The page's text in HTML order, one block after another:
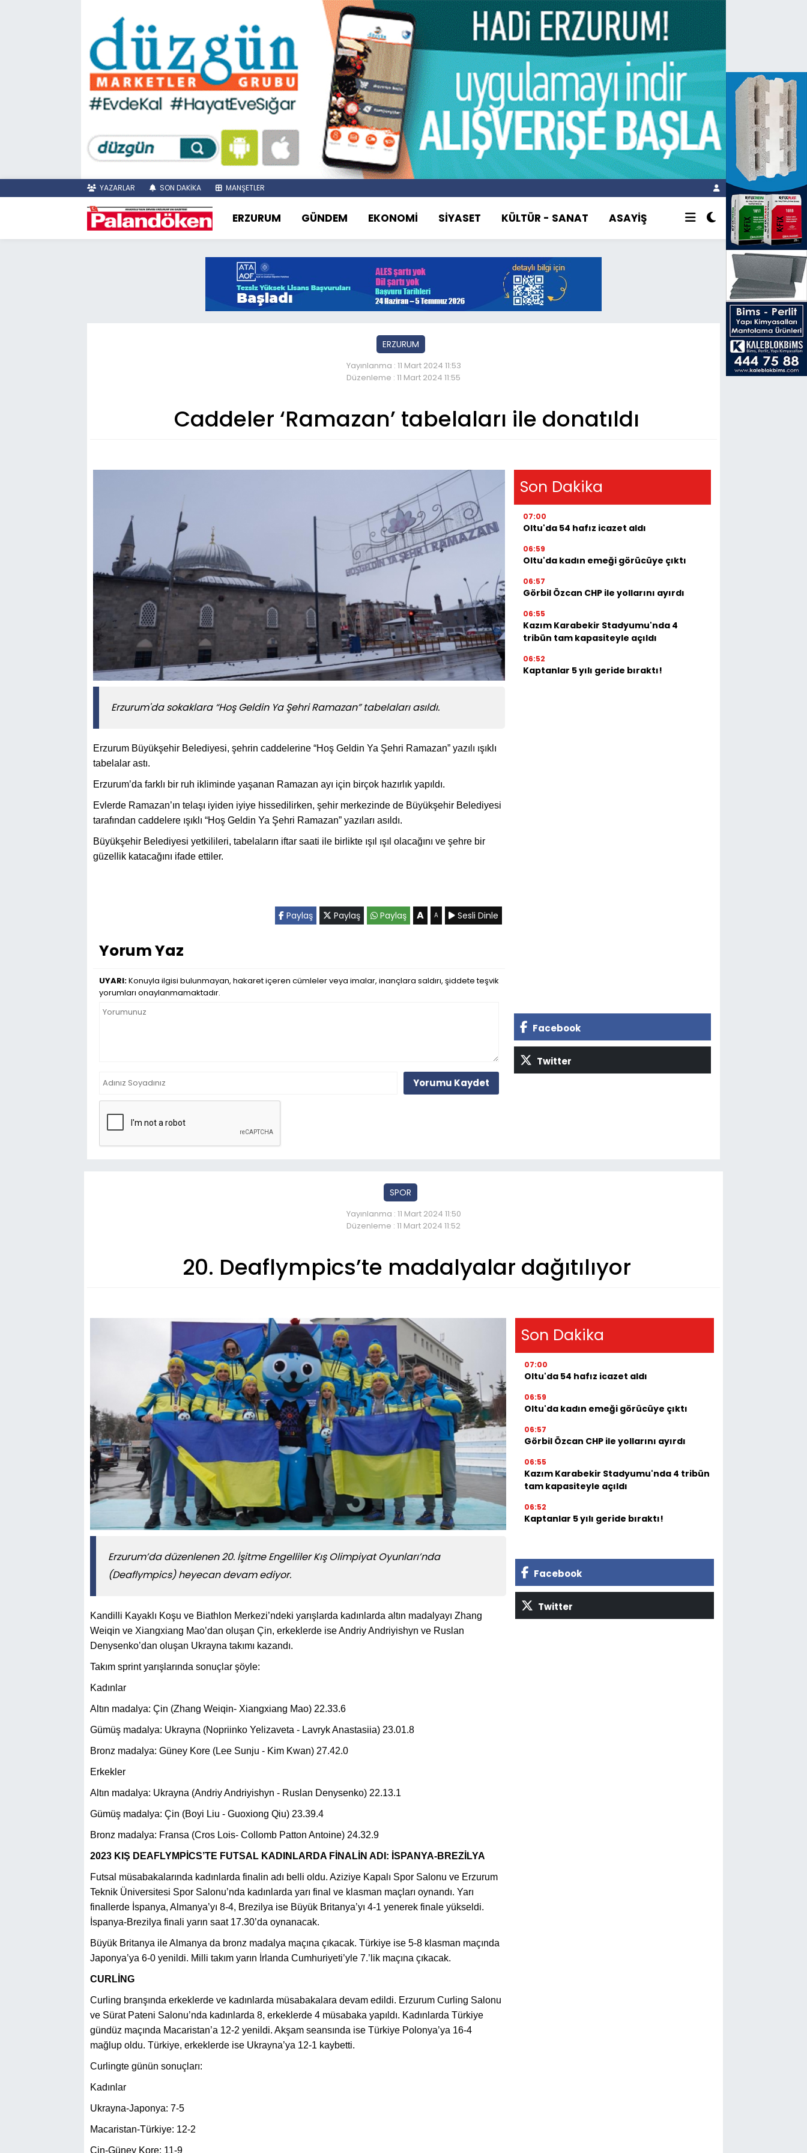
YAZARLAR SON DAKİKA MANŞETLER
ERZURUM GÜNDEM EKONOMİ SİYASET KÜLTÜR - SANAT ASAYİŞ
ERZURUM
Yayınlanma : 11 Mart 2024 11:53
Düzenleme : 11 Mart 2024 11:55
Caddeler ‘Ramazan’ tabelaları ile donatıldı
Erzurum'da sokaklara “Hoş Geldin Ya Şehri Ramazan” tabelaları asıldı.
Erzurum Büyükşehir Belediyesi, şehrin caddelerine “Hoş Geldin Ya Şehri Ramazan” yazılı ışıklı
tabelalar astı.
Erzurum’da farklı bir ruh ikliminde yaşanan Ramazan ayı için birçok hazırlık yapıldı.
Evlerde Ramazan’ın telaşı iyiden iyiye hissedilirken, şehir merkezinde de Büyükşehir Belediyesi
tarafından caddelere ışıklı “Hoş Geldin Ya Şehri Ramazan” yazıları asıldı.
Büyükşehir Belediyesi yetkilileri, tabelaların iftar saati ile birlikte ışıl ışıl olacağını ve şehre bir
güzellik katacağını ifade ettiler.
Paylaş Paylaş Paylaş A A Sesli Dinle
Yorum Yaz
UYARI:Konuyla ilgisi bulunmayan, hakaret içeren cümleler veya imalar, inançlara saldırı, şiddete teşvik
yorumları onaylanmamaktadır.
Yorumu Kaydet
Son Dakika
07:00
Oltu'da 54 hafız icazet aldı
06:59
Oltu'da kadın emeği görücüye çıktı
06:57
Görbil Özcan CHP ile yollarını ayırdı
06:55
Kazım Karabekir Stadyumu'nda 4
tribün tam kapasiteyle açıldı
06:52
Kaptanlar 5 yılı geride bıraktı!
Facebook
Twitter
SPOR
Yayınlanma : 11 Mart 2024 11:50
Düzenleme : 11 Mart 2024 11:52
20. Deaflympics’te madalyalar dağıtılıyor
Erzurum’da düzenlenen 20. İşitme Engelliler Kış Olimpiyat Oyunları’nda
(Deaflympics) heyecan devam ediyor.
Kandilli Kayaklı Koşu ve Biathlon Merkezi’ndeki yarışlarda kadınlarda altın madalyayı Zhang
Weiqin ve Xiangxiang Mao’dan oluşan Çin, erkeklerde ise Andriy Andriyishyn ve Ruslan
Denysenko’dan oluşan Ukrayna takımı kazandı.
Takım sprint yarışlarında sonuçlar şöyle:
Kadınlar
Altın madalya: Çin (Zhang Weiqin- Xiangxiang Mao) 22.33.6
Gümüş madalya: Ukrayna (Nopriinko Yelizaveta - Lavryk Anastasiia) 23.01.8
Bronz madalya: Güney Kore (Lee Sunju - Kim Kwan) 27.42.0
Erkekler
Altın madalya: Ukrayna (Andriy Andriyishyn - Ruslan Denysenko) 22.13.1
Gümüş madalya: Çin (Boyi Liu - Guoxiong Qiu) 23.39.4
Bronz madalya: Fransa (Cros Lois- Collomb Patton Antoine) 24.32.9
2023 KIŞ DEAFLYMPİCS’TE FUTSAL KADINLARDA FİNALİN ADI: İSPANYA-BREZİLYA
Futsal müsabakalarında kadınlarda finalin adı belli oldu. Aziziye Kapalı Spor Salonu ve Erzurum
Teknik Üniversitesi Spor Salonu’nda kadınlarda yarı final ve klasman maçları oynandı. Yarı
finallerde İspanya, Almanya’yı 8-4, Brezilya ise Büyük Britanya’yı 4-1 yenerek finale yükseldi.
İspanya-Brezilya finali yarın saat 17.30’da oynanacak.
Büyük Britanya ile Almanya da bronz madalya maçına çıkacak. Türkiye ise 5-8 klasman maçında
Japonya’ya 6-0 yenildi. Milli takım yarın İrlanda Cumhuriyeti’yle 7.’lik maçına çıkacak.
CURLİNG
Curling branşında erkeklerde ve kadınlarda müsabakalara devam edildi. Erzurum Curling Salonu
ve Sürat Pateni Salonu’nda kadınlarda 8, erkeklerde 4 müsabaka yapıldı. Kadınlarda Türkiye
gündüz maçında Macaristan’a 12-2 yenildi. Akşam seansında ise Türkiye Polonya’ya 16-4
mağlup oldu. Türkiye, erkeklerde ise Ukrayna’ya 12-1 kaybetti.
Curlingte günün sonuçları:
Kadınlar
Ukrayna-Japonya: 7-5
Macaristan-Türkiye: 12-2
Çin-Güney Kore: 11-9
Son Dakika
07:00
Oltu'da 54 hafız icazet aldı
06:59
Oltu'da kadın emeği görücüye çıktı
06:57
Görbil Özcan CHP ile yollarını ayırdı
06:55
Kazım Karabekir Stadyumu'nda 4 tribün
tam kapasiteyle açıldı
06:52
Kaptanlar 5 yılı geride bıraktı!
Facebook
Twitter